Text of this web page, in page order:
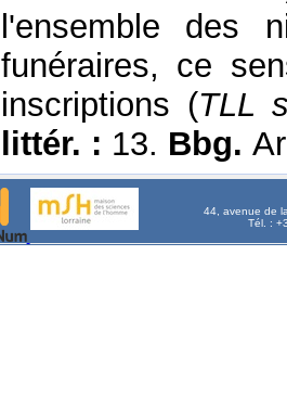
l'ensemble des
funéraires, ce
inscriptions (TLL
littér. : 13. Bbg.
44, avenue de
Tél. :